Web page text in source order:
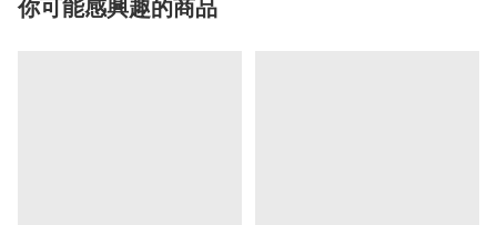
你可能感興趣的商品